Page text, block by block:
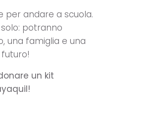
per andare a scuola.
potranno
una famiglia e una
un kit